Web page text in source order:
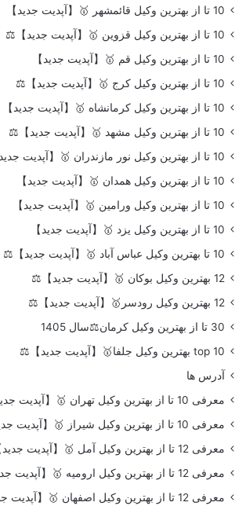
10 تا از بهترین وکیل قائمشهر 🥇【آپدیت جدید】
10 تا از بهترین وکیل قزوین 🥇【آپدیت جدید】⚖️
10 تا از بهترین وکیل قم 🥇【آپدیت جدید】
10 تا از بهترین وکیل کرج 🥇【آپدیت جدید】⚖️
10 تا از بهترین وکیل کرمانشاه 🥇【آپدیت جدید】
10 تا از بهترین وکیل مشهد 🥇【آپدیت جدید】⚖️
10 تا از بهترین وکیل نور مازندران 🥇【آپدیت جدید】
10 تا از بهترین وکیل همدان 🥇【آپدیت جدید】
10 تا از بهترین وکیل ورامین 🥇【آپدیت جدید】
10 تا از بهترین وکیل یزد 🥇【آپدیت جدید】
10 تا بهترین وکیل عباس آباد 🥇【آپدیت جدید】⚖️
12 بهترین وکیل بوکان 🥇【آپدیت جدید】⚖️
12 بهترین وکیل رودسر🥇【آپدیت جدید】⚖️
30 تا از بهترین وکیل کرمان⚖️سال 1405
top 10 بهترین وکیل جلفا🥇【آپدیت جدید】⚖️
آدرس ها
معرفی 10 تا از بهترین وکیل تهران 🥇【آپدیت جدید】⚖️
معرفی 10 تا از بهترین وکیل شیراز 🥇【آپدیت جدید】⚖️
معرفی 12 تا از بهترین وکیل آمل 🥇【آپدیت جدید】⚖️
معرفی 12 تا از بهترین وکیل ارومیه 🥇【آپدیت جدید】⚖️
معرفی 12 تا از بهترین وکیل اصفهان 🥇【آپدیت جدید】⚖️